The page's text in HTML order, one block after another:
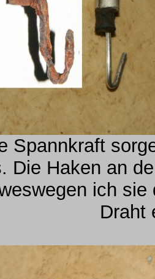
Spannkraft
Die Haken an
ich
Draht